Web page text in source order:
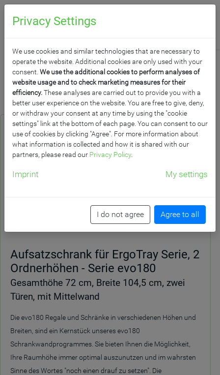
Produkt­filter Raster /Reihen
Aufsatzschrank für ErgoTray Serie, 2
Ordnerhöhen - Serie evo180
Gesamthöhe 72 cm, Breite 104,5 cm, zwei
Türen, mit Mittelwand
Die evo180 Regale und Schränke in verschiedenen Höhen und
Breiten, sind ein Kernstück unseres evo180
Schrankwandprogrammes. Sie bieten Ihnen die Möglichkeit,
Ihre Raumhöhe immer optimal auszunutzen und im wahrsten
Sinne des Wortes "noch einen drauf zu setzen". Die
Privacy Settings
We use cookies and similar technologies that are necessary to
operate the website. Additional cookies are only used with your
consent. We use the additional cookies to perform analyses of
website usage and to check marketing measures for their
efficiency.These analyses are carried out to provide you with a
better user experience on the website. You are free to give, deny,
or withdraw your consent at any time by using the "cookie
settings" link at the bottom of each page. You can consent to our
use of cookies by clicking "Agree". For more information about
what information is collected and how it is shared with our
partners, please read our Privacy Policy.
Imprint My settings
I do not agree Agree to all